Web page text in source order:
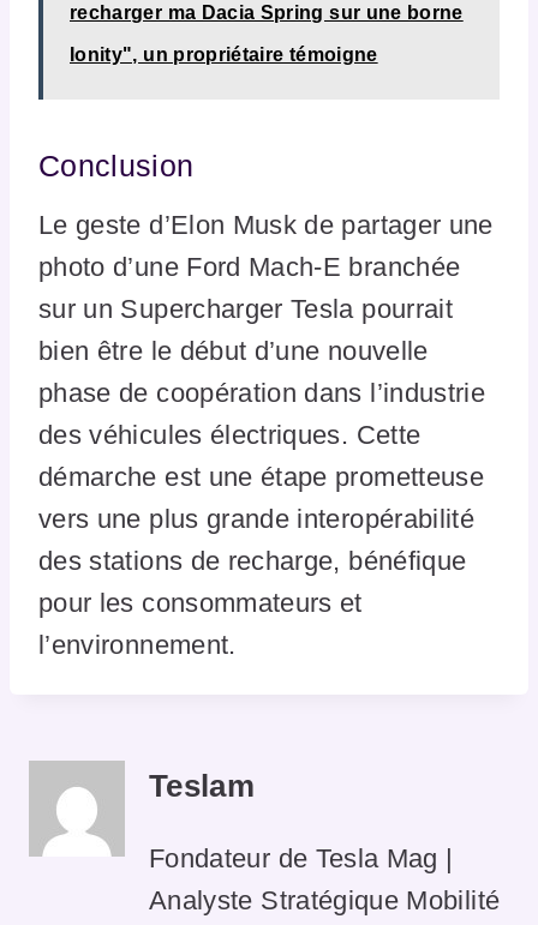
recharger ma Dacia Spring sur une borne
Ionity", un propriétaire témoigne
Conclusion
Le geste d’Elon Musk de partager une
photo d’une Ford Mach-E branchée
sur un Supercharger Tesla pourrait
bien être le début d’une nouvelle
phase de coopération dans l’industrie
des véhicules électriques. Cette
démarche est une étape prometteuse
vers une plus grande interopérabilité
des stations de recharge, bénéfique
pour les consommateurs et
l’environnement.
Teslam
Fondateur de Tesla Mag |
Analyste Stratégique Mobilité